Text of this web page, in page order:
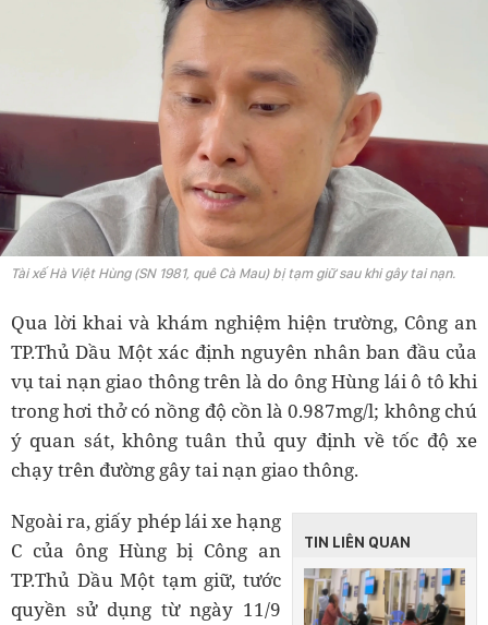
Tài xế Hà Việt Hùng (SN 1981, quê Cà Mau) bị tạm giữ sau khi gây tai nạn.
Qua lời khai và khám nghiệm hiện trường, Công an
TP.Thủ Dầu Một xác định nguyên nhân ban đầu của
vụ tai nạn giao thông trên là do ông Hùng lái ô tô khi
trong hơi thở có nồng độ cồn là 0.987mg/l; không chú
ý quan sát, không tuân thủ quy định về tốc độ xe
chạy trên đường gây tai nạn giao thông.
TIN LIÊN QUAN
Ngoài ra, giấy phép lái xe hạng
C của ông Hùng bị Công an
TP.Thủ Dầu Một tạm giữ, tước
quyền sử dụng từ ngày 11/9